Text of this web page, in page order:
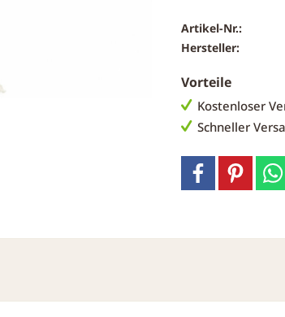
Artikel-Nr.:
Hersteller:
Vorteile
Kostenloser
Schneller